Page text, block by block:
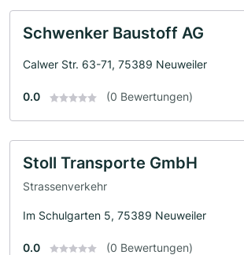
Schwenker Baustoff AG
Calwer Str. 63-71, 75389 Neuweiler
0.0 (0 Bewertungen)
Stoll Transporte GmbH
Strassenverkehr
Im Schulgarten 5, 75389 Neuweiler
0.0 (0 Bewertungen)